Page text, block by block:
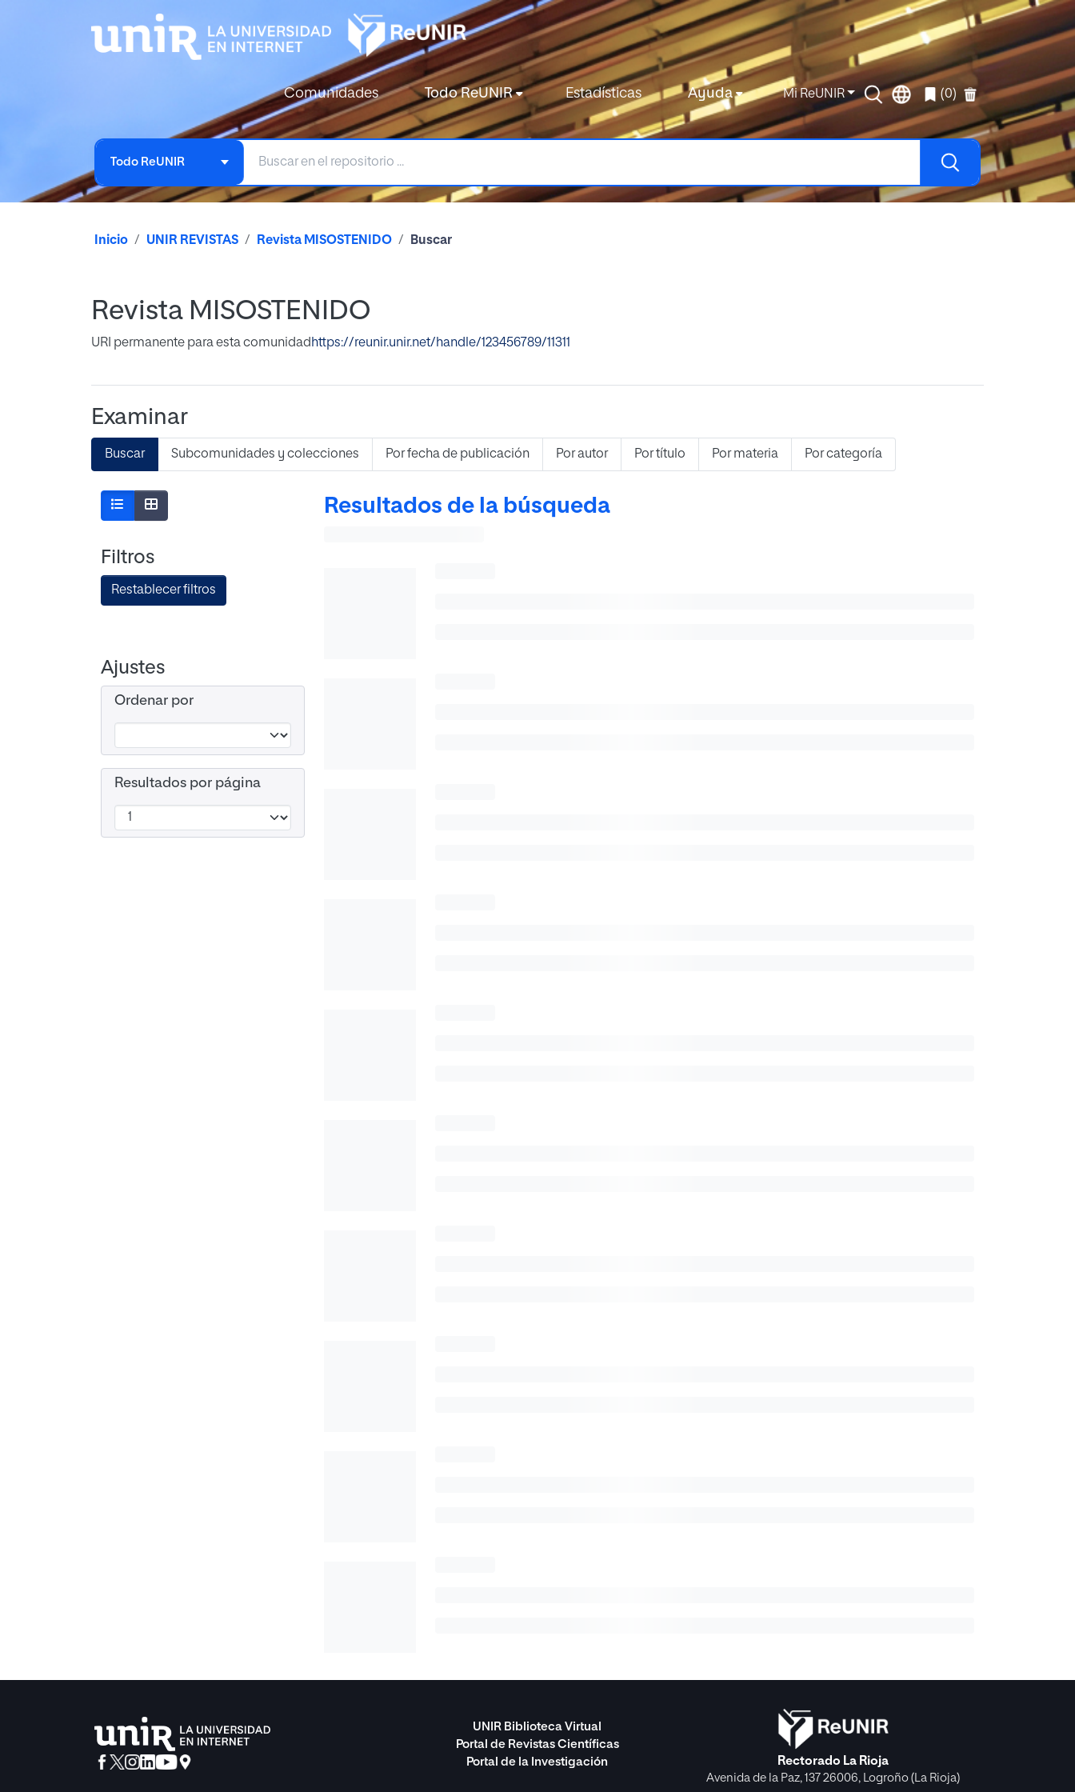
Comunidades Todo ReUNIR Estadísticas Ayuda Mi ReUNIR (0)
Todo ReUNIR
Inicio UNIR REVISTAS Revista MISOSTENIDO Buscar
Revista MISOSTENIDO
URI permanente para esta comunidad https://reunir.unir.net/handle/123456789/11311
Examinar
Buscar Subcomunidades y colecciones Por fecha de publicación Por autor Por título Por materia Por categoría
Filtros
Restablecer filtros
Ajustes
Ordenar por
Resultados por página
Resultados de la búsqueda
UNIR Biblioteca Virtual
Portal de Revistas Científicas
Portal de la Investigación
Rectorado La Rioja
Avenida de la Paz, 137 26006, Logroño (La Rioja)